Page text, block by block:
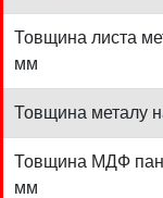
Товщина листа
мм
Товщина металу
Товщина МДФ
мм